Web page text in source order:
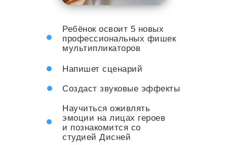
Ребёнок освоит 5 новых
профессиональных фишек
мультипликаторов
Напишет сценарий
Создаст звуковые эффекты
Научиться оживлять
эмоции на лицах героев
и познакомится со
студией Дисней